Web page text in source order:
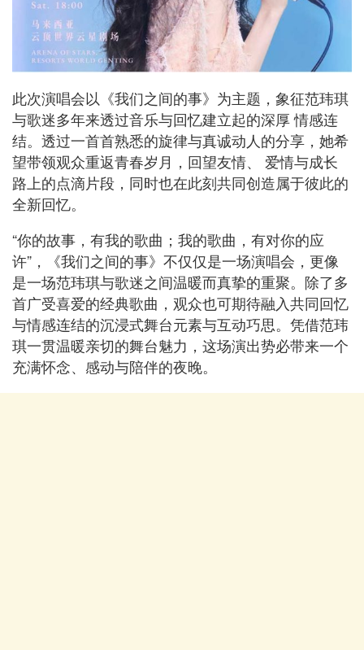
此次演唱会以《我们之间的事》为主题，象征范玮琪
与歌迷多年来透过音乐与回忆建立起的深厚 情感连
结。透过一首首熟悉的旋律与真诚动人的分享，她希
望带领观众重返青春岁月，回望友情、 爱情与成长
路上的点滴片段，同时也在此刻共同创造属于彼此的
全新回忆。
“你的故事，有我的歌曲；我的歌曲，有对你的应
许”，《我们之间的事》不仅仅是一场演唱会，更像
是一场范玮琪与歌迷之间温暖而真挚的重聚。除了多
首广受喜爱的经典歌曲，观众也可期待融入共同回忆
与情感连结的沉浸式舞台元素与互动巧思。凭借范玮
琪一贯温暖亲切的舞台魅力，这场演出势必带来一个
充满怀念、感动与陪伴的夜晚。